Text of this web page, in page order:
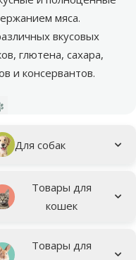
мяса.
вкусовых
глютена, сахара,
и консервантов.
страницастраница
Для собак
Товары для
кошек
Товары для